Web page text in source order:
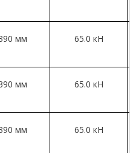
мм 65.0 кН
мм 65.0 кН
мм 65.0 кН